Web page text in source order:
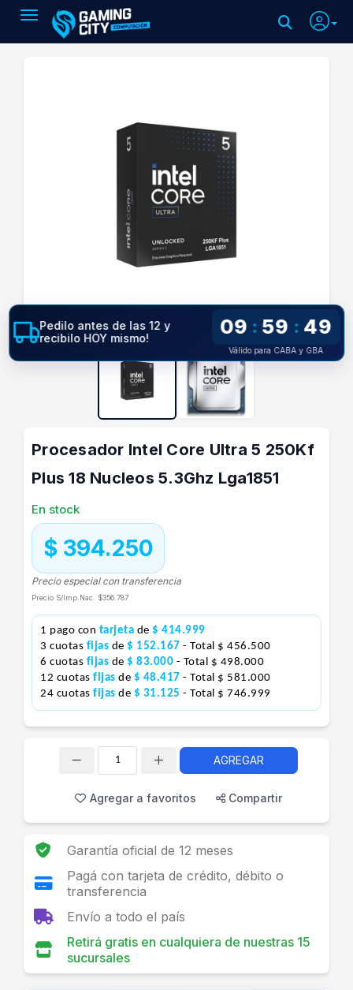
Toggle navigation
Procesador Intel Core Ultra 5 250Kf
Plus 18 Nucleos 5.3Ghz Lga1851
En stock
$ 394.250
Precio especial con transferencia
Precio S/Imp.Nac. $356.787
1 pago con tarjeta de $ 414.999
3 cuotas fijas de $ 152.167 - Total $ 456.500
6 cuotas fijas de $ 83.000 - Total $ 498.000
12 cuotas fijas de $ 48.417 - Total $ 581.000
24 cuotas fijas de $ 31.125 - Total $ 746.999
Pedilo antes de las 12 y
recibilo HOY mismo!
09 : 59 : 49
Válido para CABA y GBA
AGREGAR
Agregar a favoritos Compartir
Garantía oficial de 12 meses
Pagá con tarjeta de crédito, débito o
transferencia
Envío a todo el país
Retirá gratis en cualquiera de nuestras 15
sucursales